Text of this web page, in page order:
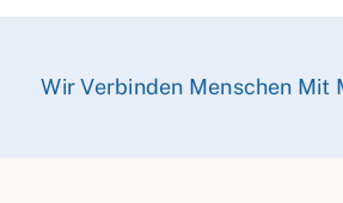
Wir Verbinden Menschen Mit